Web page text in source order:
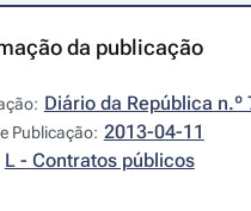
da publicação
Diário da República
Publicação: 2013-04-11
L - Contratos públicos